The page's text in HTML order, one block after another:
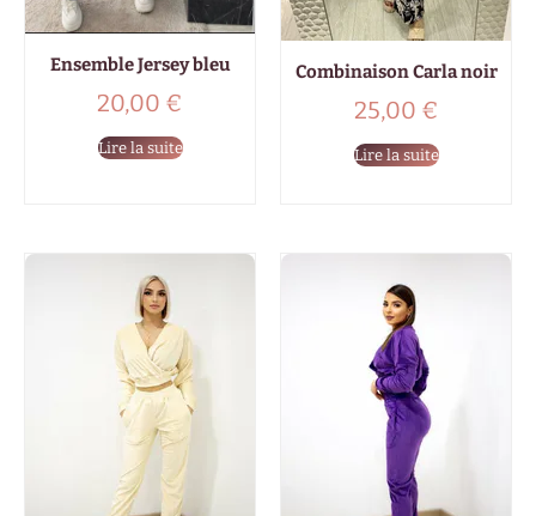
Ensemble Jersey bleu
20,00 €
Lire la suite
Combinaison Carla noir
25,00 €
Lire la suite